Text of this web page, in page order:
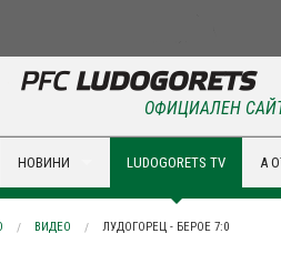
ОФИЦИАЛЕН
НОВИНИ LUDOGORETS TV А
ВИДЕО ЛУДОГОРЕЦ - БЕРОЕ 7:0